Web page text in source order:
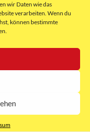
wir Daten wie das
verarbeiten. Wenn du
können bestimmte